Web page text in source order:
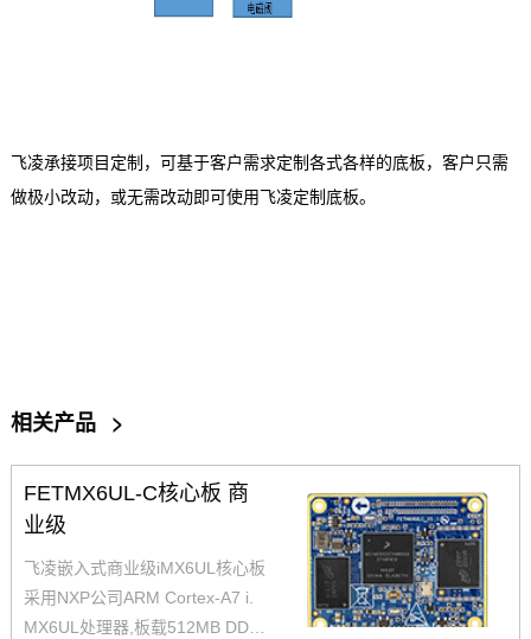
飞凌承接项目定制，可基于客户需求定制各式各样的底板，客户只需
做极小改动，或无需改动即可使用飞凌定制底板。
相关产品 >
FETMX6UL-C核心板 商
业级
飞凌嵌入式商业级iMX6UL核心板
采用NXP公司ARM Cortex-A7 i.
MX6UL处理器,板载512MB DDR